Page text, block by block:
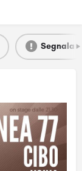
Segnala